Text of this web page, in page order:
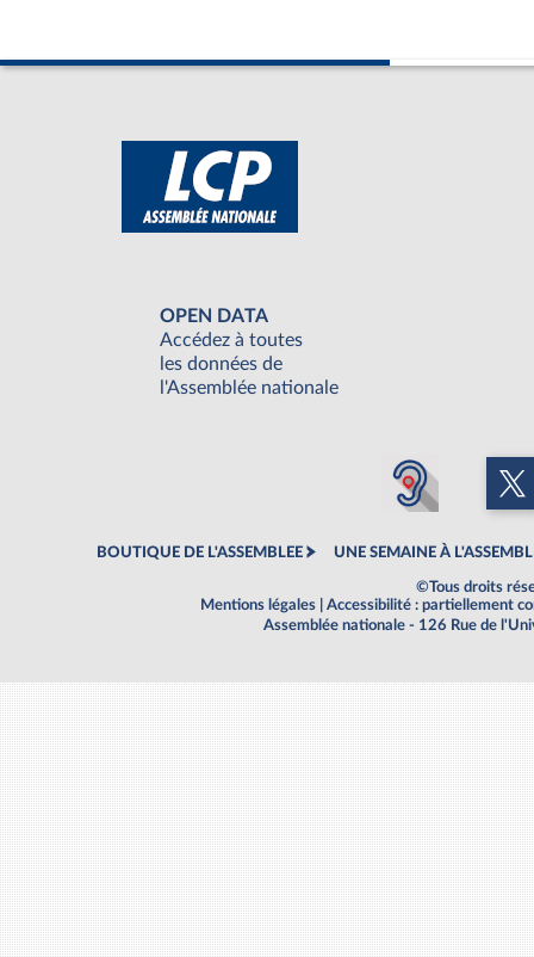
OPEN DATA
Accédez à toutes
les données de
l'Assemblée nationale
BOUTIQUE DE L'ASSEMBLEE UNE SEMAINE À
©Tous droits
Mentions légales
Accessibilité : partiellement
Assemblée nationale - 126 Rue de